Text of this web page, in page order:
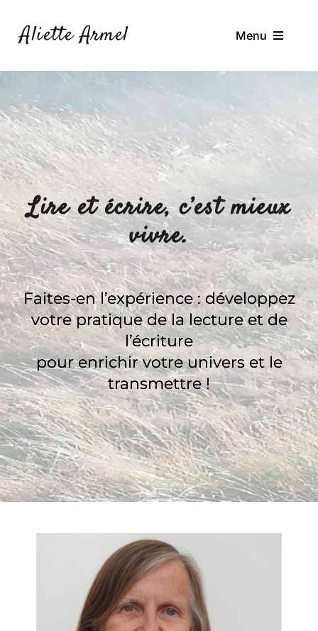
contenuAliette Armel Menu
À Propos
Ressources
Contact
Rechercher:
Lire et écrire, c’est mieux
vivre.
Faites-en l’expérience : développez
votre pratique de la lecture et de
l’écriture
pour enrichir votre univers et le
transmettre !